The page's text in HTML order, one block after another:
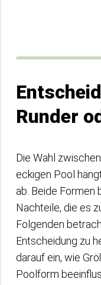
Runder
Die Wahl
eckigen Pool
ab. Beide Formen
Nachteile, die es
Folgenden
Entscheidung zu
darauf ein, wie
Poolform